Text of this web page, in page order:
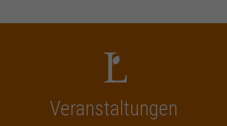
Veranstaltungen